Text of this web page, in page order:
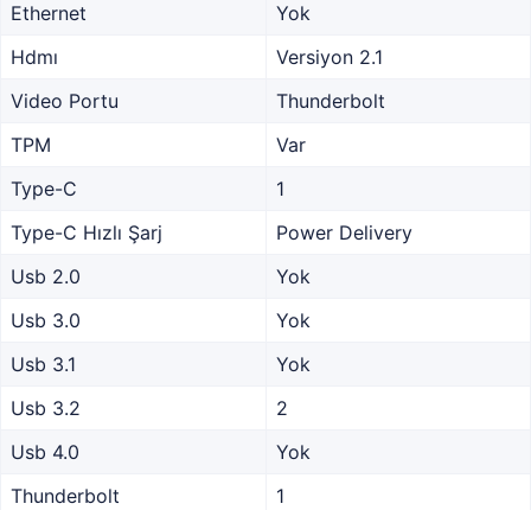
Ethernet
Yok
Hdmı
Versiyon 2.1
Video Portu
Thunderbolt
TPM
Var
Type-C
1
Type-C Hızlı Şarj
Power Delivery
Usb 2.0
Yok
Usb 3.0
Yok
Usb 3.1
Yok
Usb 3.2
2
Usb 4.0
Yok
Thunderbolt
1